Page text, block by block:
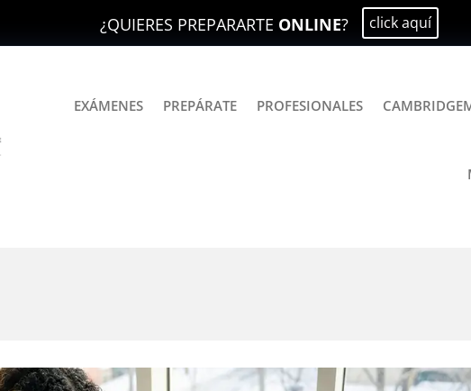
¿QUIERES PREPARARTE ONLINE? click aquí
EXÁMENES PREPÁRATE PROFESIONALES
Habits? – Un descargable B1